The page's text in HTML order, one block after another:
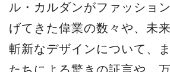
ル・カルダンがファッショ
げてきた偉業の数々や、未
斬新なデザインについて、